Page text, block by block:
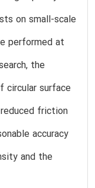
on small-scale
performed at
the
circular surface
friction
accuracy
and the